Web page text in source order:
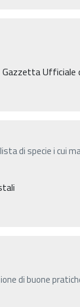
Ufficiale
di specie i cui
di buone